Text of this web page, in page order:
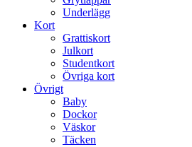
Underlägg
Kort
Grattiskort
Julkort
Studentkort
Övriga kort
Övrigt
Baby
Dockor
Väskor
Täcken